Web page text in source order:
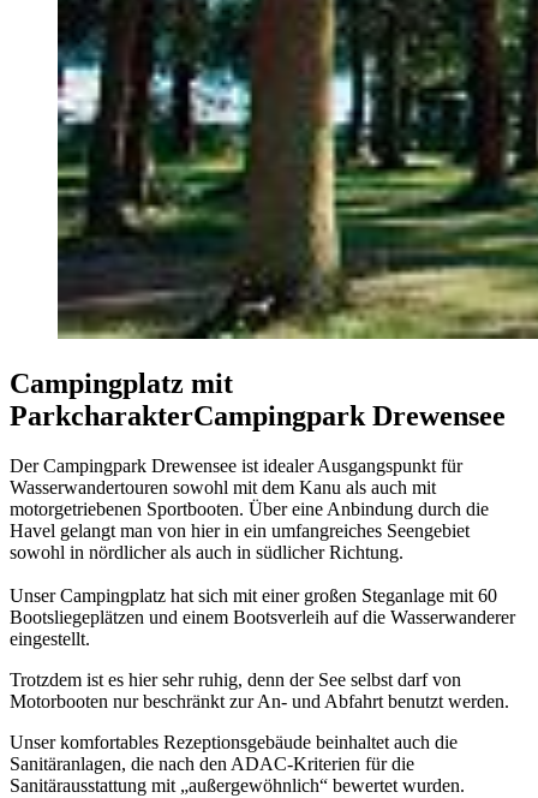
Campingplatz mit
ParkcharakterCampingpark Drewensee
Der Campingpark Drewensee ist idealer Ausgangspunkt für
Wasserwandertouren sowohl mit dem Kanu als auch mit
motorgetriebenen Sportbooten. Über eine Anbindung durch die
Havel gelangt man von hier in ein umfangreiches Seengebiet
sowohl in nördlicher als auch in südlicher Richtung.
Unser Campingplatz hat sich mit einer großen Steganlage mit 60
Bootsliegeplätzen und einem Bootsverleih auf die Wasserwanderer
eingestellt.
Trotzdem ist es hier sehr ruhig, denn der See selbst darf von
Motorbooten nur beschränkt zur An- und Abfahrt benutzt werden.
Unser komfortables Rezeptionsgebäude beinhaltet auch die
Sanitäranlagen, die nach den ADAC-Kriterien für die
Sanitärausstattung mit „außergewöhnlich“ bewertet wurden.